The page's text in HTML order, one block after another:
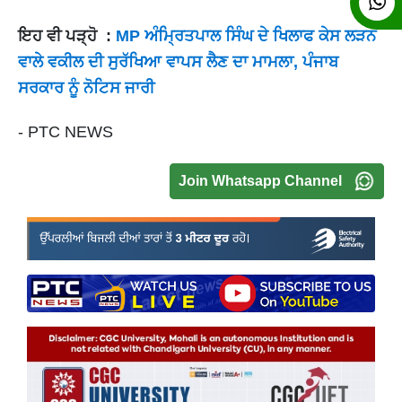
ਇਹ ਵੀ ਪੜ੍ਹੋ : MP ਅੰਮ੍ਰਿਤਪਾਲ ਸਿੰਘ ਦੇ ਖਿਲਾਫ ਕੇਸ ਲੜਨ
ਵਾਲੇ ਵਕੀਲ ਦੀ ਸੁਰੱਖਿਆ ਵਾਪਸ ਲੈਣ ਦਾ ਮਾਮਲਾ, ਪੰਜਾਬ
ਸਰਕਾਰ ਨੂੰ ਨੋਟਿਸ ਜਾਰੀ
- PTC NEWS
Join Whatsapp Channel